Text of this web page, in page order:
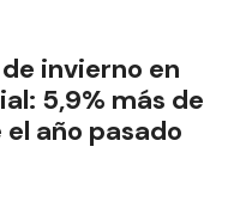
invierno en
5,9% más de
año pasado